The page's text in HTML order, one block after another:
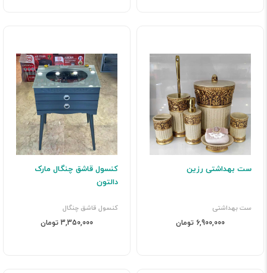
ست بهداشتی رزین
ست بهداشتی
6,900,000 تومان
کنسول قاشق چنگال مارک
دالتون
کنسول قاشق چنگال
3,350,000 تومان